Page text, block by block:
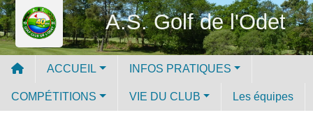
A.S. Golf de l'Odet
ACCUEIL INFOS PRATIQUES
COMPÉTITIONS VIE DU CLUB Les équipes
Panneau de gestion des cookies